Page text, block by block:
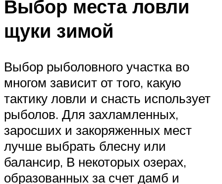
Выбор места ловли
щуки зимой
Выбор рыболовного участка во
многом зависит от того, какую
тактику ловли и снасть использует
рыболов. Для захламленных,
заросших и закоряженных мест
лучше выбрать блесну или
балансир, В некоторых озерах,
образованных за счет дамб и